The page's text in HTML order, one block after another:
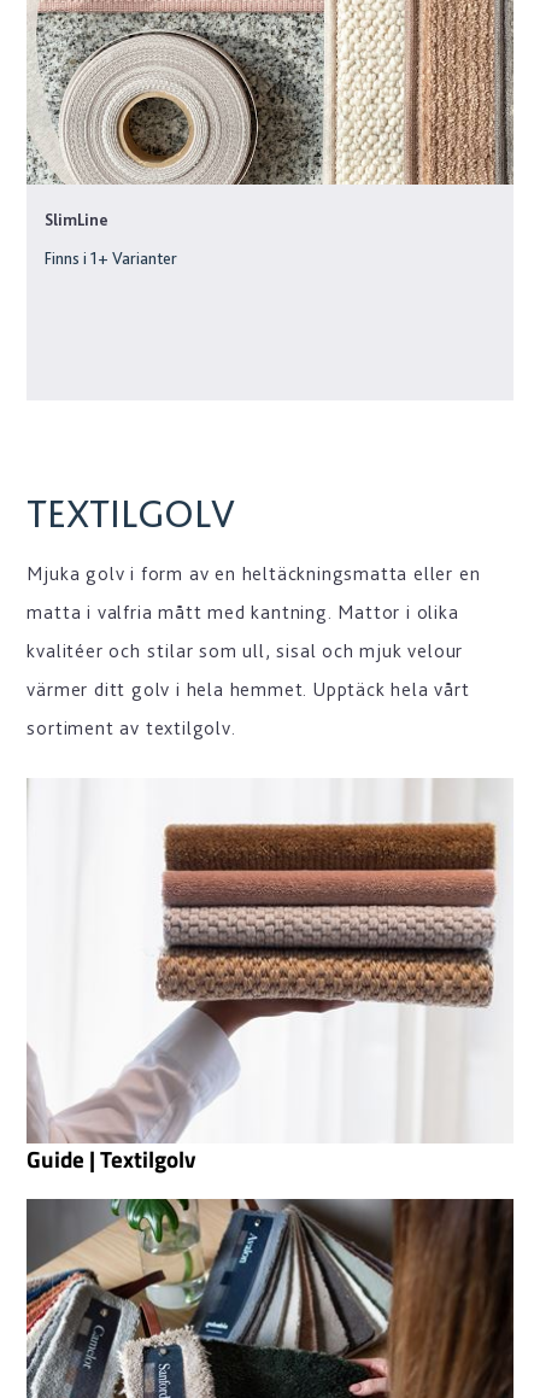
SlimLine
Finns i1+ Varianter
TEXTILGOLV
Mjuka golv i form av en heltäckningsmatta eller en
matta i valfria mått med kantning. Mattor i olika
kvalitéer och stilar som ull, sisal och mjuk velour
värmer ditt golv i hela hemmet. Upptäck hela vårt
sortiment av textilgolv.
Guide | Textilgolv